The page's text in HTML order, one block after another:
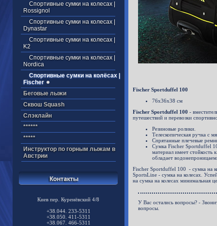
Cпортивные сумки на колесах |
Rossignol
Cпортивные сумки на колесах |
Dynastar
Cпортивные сумки на колесах |
K2
Cпортивные сумки на колесах |
Nordica
Спортивные сумки на колёсах |
Fischer
Беговые лыжи
Cквош Squash
Cлэклайн
******
*****
Инструктор по горным лыжам в
Австрии
Киев пер. Куренёвский 4/8
+38.044. 233-5311
+38.050. 411-5311
+38.067. 466-5311
Fischer Sportduffel 100
76х36х38 см
Fischer Sportduffel 100 -
путешествий и перевозки
Резиновые ролики.
Телескопическая ручка с
Спрятанные плечевые
Сумка Fischer Sportduffel
материал имеет стойкость
обладает
Fischer Sportduffel 100 - сумка на
SportsLine - сумка на колесах.
на сумка на колесах минимальная
У Вас остались вопросы? -
вопросы.